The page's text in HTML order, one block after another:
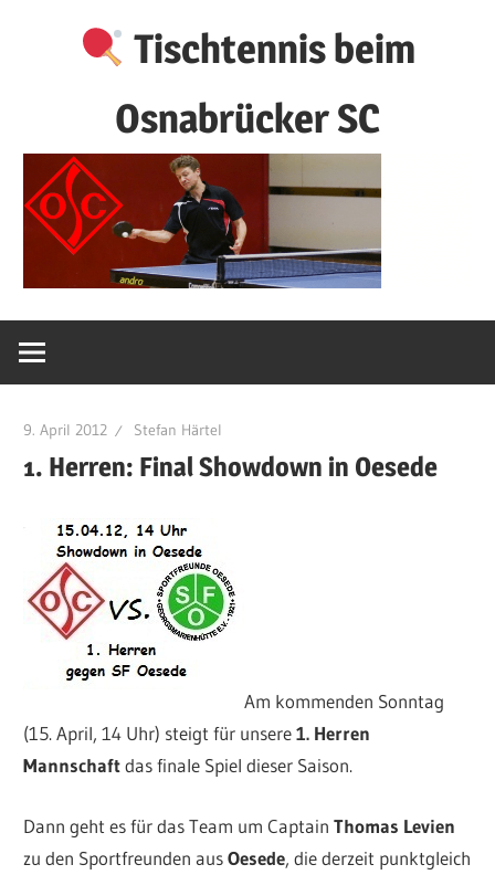
Tischtennis beim
Osnabrücker SC
9. April 2012 Stefan Härtel
1. Herren: Final Showdown in Oesede
Am kommenden Sonntag
(15. April, 14 Uhr) steigt für unsere1. Herren
Mannschaftdas finale Spiel dieser Saison.
Dann geht es für das Team um CaptainThomas Levien
zu den Sportfreunden ausOesede, die derzeit punktgleich